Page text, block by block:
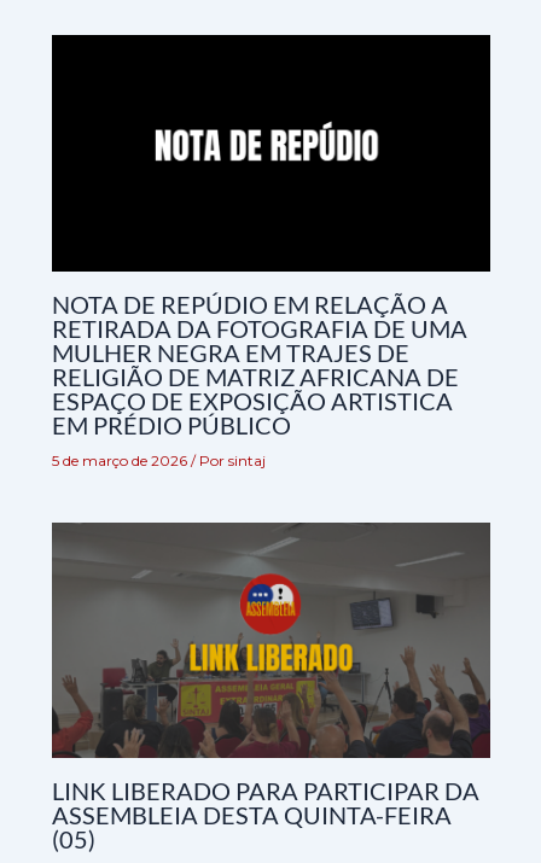
NOTA DE REPÚDIO EM RELAÇÃO A
RETIRADA DA FOTOGRAFIA DE UMA
MULHER NEGRA EM TRAJES DE
RELIGIÃO DE MATRIZ AFRICANA DE
ESPAÇO DE EXPOSIÇÃO ARTISTICA
EM PRÉDIO PÚBLICO
5 de março de 2026 / Por sintaj
LINK LIBERADO PARA PARTICIPAR DA
ASSEMBLEIA DESTA QUINTA-FEIRA
(05)